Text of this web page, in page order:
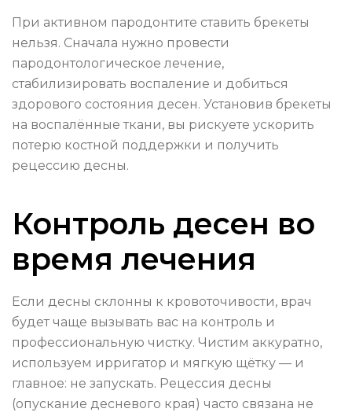
При активном пародонтите ставить брекеты
нельзя. Сначала нужно провести
пародонтологическое лечение,
стабилизировать воспаление и добиться
здорового состояния десен. Установив брекеты
на воспалённые ткани, вы рискуете ускорить
потерю костной поддержки и получить
рецессию десны.
Контроль десен во
время лечения
Если десны склонны к кровоточивости, врач
будет чаще вызывать вас на контроль и
профессиональную чистку. Чистим аккуратно,
используем ирригатор и мягкую щётку — и
главное: не запускать. Рецессия десны
(опускание десневого края) часто связана не